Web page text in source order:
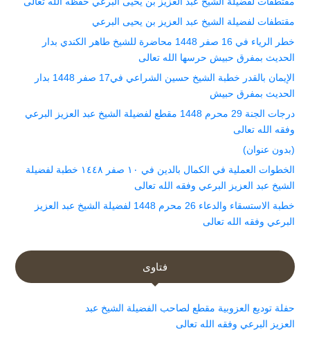
مقتطفات لفضيلة الشيخ عبد العزيز بن يحيى البرعي
خطر الرياء في 16 صفر 1448 محاضرة للشيخ طاهر الكندي بدار
الحديث بمفرق حبيش حرسها الله تعالى
الإيمان بالقدر خطبة الشيخ حسين الشراعي في17 صفر 1448 بدار
الحديث بمفرق حبيش
درجات الجنة 29 محرم 1448 مقطع لفضيلة الشيخ عبد العزيز البرعي
وفقه الله تعالى
(بدون عنوان)
الخطوات العملية في الكمال بالدين في ١٠ صفر ١٤٤٨ خطبة لفضيلة
الشيخ عبد العزيز البرعي وفقه الله تعالى
خطبة الاستسقاء والدعاء 26 محرم 1448 لفضيلة الشيخ عبد العزيز
البرعي وفقه الله تعالى
فتاوى
حفلة توديع العزوبية مقطع لصاحب الفضيلة الشيخ عبد
العزيز البرعي وفقه الله تعالى